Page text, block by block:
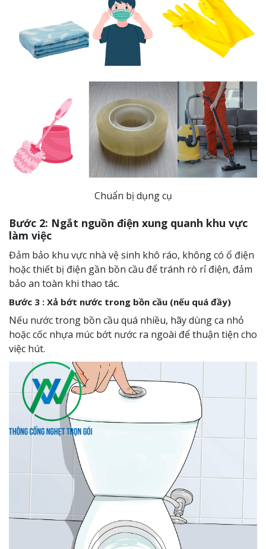
Chuẩn bị dụng cụ
Bước 2: Ngắt nguồn điện xung quanh khu vực
làm việc
Đảm bảo khu vực nhà vệ sinh khô ráo, không có ổ điện
hoặc thiết bị điện gần bồn cầu để tránh rò rỉ điện, đảm
bảo an toàn khi thao tác.
Bước 3 : Xả bớt nước trong bồn cầu (nếu quá đầy)
Nếu nước trong bồn cầu quá nhiều, hãy dùng ca nhỏ
hoặc cốc nhựa múc bớt nước ra ngoài để thuận tiện cho
việc hút.